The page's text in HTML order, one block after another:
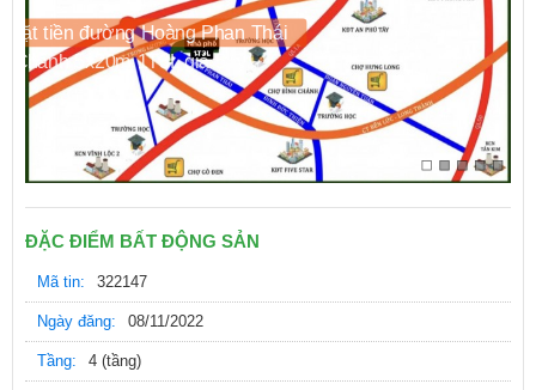
Hoàng Phan Thái
1T3L giá 5 tỷ
ĐẶC ĐIỂM BẤT ĐỘNG SẢN
Mã tin: 322147
Ngày đăng: 08/11/2022
Tầng: 4 (tầng)